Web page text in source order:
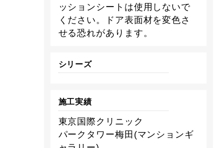
ッションシートは使用しないで
ください。ドア表面材を変色さ
せる恐れがあります。
シリーズ
施工実績
東京国際クリニック
パークタワー梅田(マンションギ